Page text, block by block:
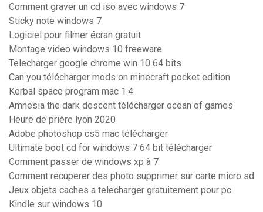
Comment graver un cd iso avec windows 7
Sticky note windows 7
Logiciel pour filmer écran gratuit
Montage video windows 10 freeware
Telecharger google chrome win 10 64 bits
Can you télécharger mods on minecraft pocket edition
Kerbal space program mac 1.4
Amnesia the dark descent télécharger ocean of games
Heure de prière lyon 2020
Adobe photoshop cs5 mac télécharger
Ultimate boot cd for windows 7 64 bit télécharger
Comment passer de windows xp à 7
Comment recuperer des photo supprimer sur carte micro sd
Jeux objets caches a telecharger gratuitement pour pc
Kindle sur windows 10